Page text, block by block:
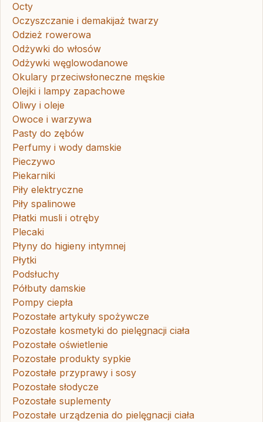
Octy
Oczyszczanie i demakijaż twarzy
Odzież rowerowa
Odżywki do włosów
Odżywki węglowodanowe
Okulary przeciwsłoneczne męskie
Olejki i lampy zapachowe
Oliwy i oleje
Owoce i warzywa
Pasty do zębów
Perfumy i wody damskie
Pieczywo
Piekarniki
Piły elektryczne
Piły spalinowe
Płatki musli i otręby
Plecaki
Płyny do higieny intymnej
Płytki
Podsłuchy
Półbuty damskie
Pompy ciepła
Pozostałe artykuły spożywcze
Pozostałe kosmetyki do pielęgnacji ciała
Pozostałe oświetlenie
Pozostałe produkty sypkie
Pozostałe przyprawy i sosy
Pozostałe słodycze
Pozostałe suplementy
Pozostałe urządzenia do pielęgnacji ciała